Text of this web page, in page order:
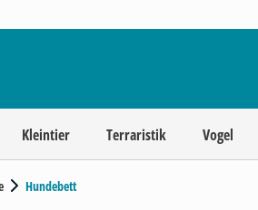
Kleintier Terraristik Vogel
Hundebett